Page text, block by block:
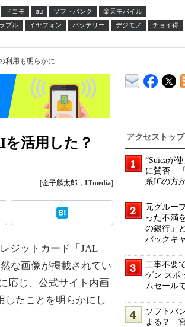
ドコモ au ソフトバンク
楽天モバイル
ブル イヤフォン バッテリー デジモノ
チョイ得
利用も明らかに
を活用した？
[金子麟太郎 ， ITmedia]
ジットカード「JAL
な画像が掲載されてい
応じ、公式サイト内画
したことを明らかにし
アクセストッ
“Suicaが
に賛否 「
系ICの方
元グルー
った不満
の銀行」
バックキ
工事不要
ゲン スポ
ムセール
ソフトバ
まる？